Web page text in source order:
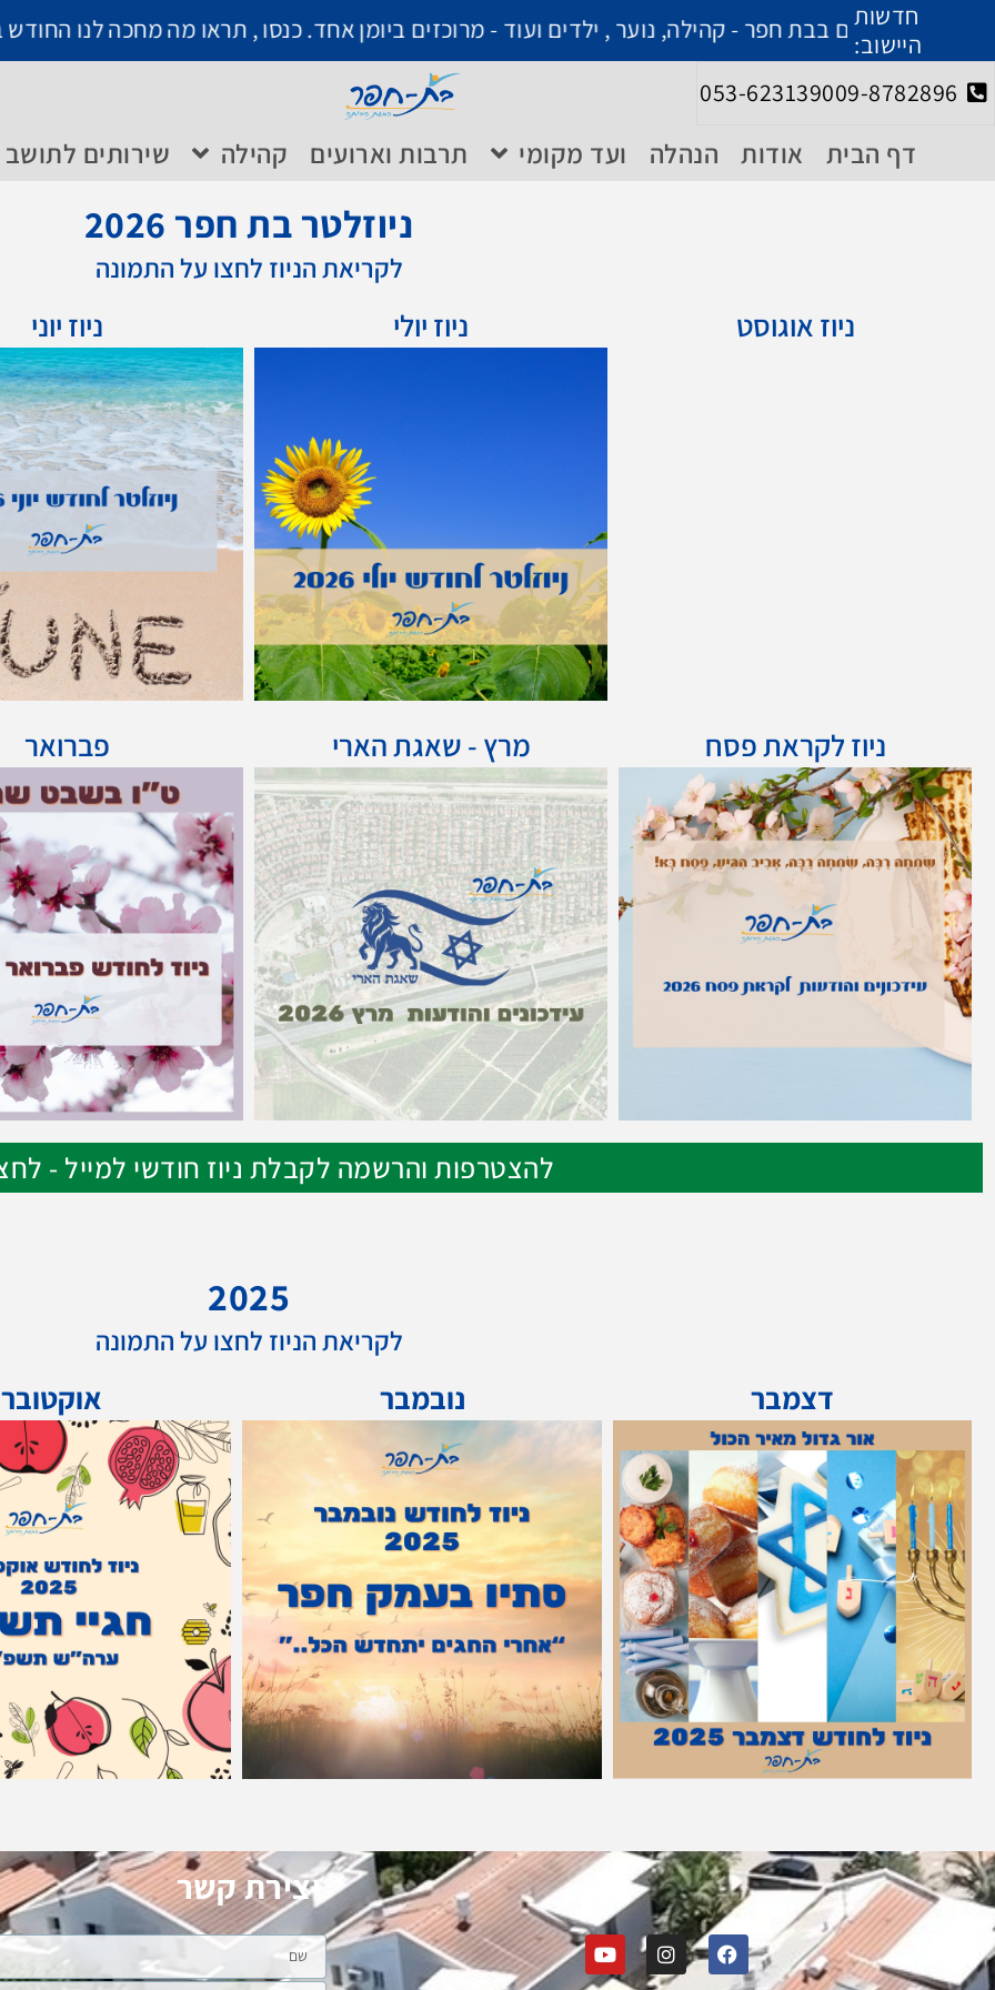
חדשות
היישוב:
בבת חפר - קהילה, נוער , ילדים ועוד - מרוכזים ביומן אחד. כנסו , תראו מה מחכה לנו החודש בבת חפר
09-8782896
053-6231390
דף הבית אודות הנהלה ועד מקומי תרבות וארועים קהילה שירותים לתושב
ניוזלטר בת חפר 2026
לקריאת הניוז לחצו על התמונה
ניוז אוגוסט ניוז יולי ניוז יוני
ניוז לקראת פסח מרץ - שאגת הארי פברואר
להצטרפות והרשמה לקבלת ניוז חודשי למייל -
2025
לקריאת הניוז לחצו על התמונה
דצמבר נובמבר אוקטובר
יצירת קשר